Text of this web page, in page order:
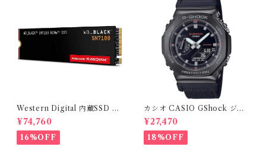
Western Digital 内蔵SSD 2
TB WD Black SN7100 (読取
り最大 7,250MB/秒) M.2-22
80 NVMe WDS200T4X0E-
EC
¥74,760
16%OFF
カシオ CASIO GShock ジー
ショックGM-2100CB-1A メ
ンズサイズ 海外モデル 並行輸
入品
¥27,470
18%OFF